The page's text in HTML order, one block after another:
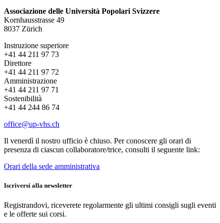
Associazione delle Università Popolari Svizzere
Kornhausstrasse 49
8037 Zürich
Instruzione superiore
+41 44 211 97 73
Direttore
+41 44 211 97 72
Amministrazione
+41 44 211 97 71
Sostenibilità
+41 44 244 86 74
office@up-vhs.ch
Il venerdì il nostro ufficio è chiuso. Per conoscere gli orari di
presenza di ciascun collaboratore/trice, consulti il seguente link:
Orari della sede amministrativa
Iscriversi alla newsletter
Registrandovi, riceverete regolarmente gli ultimi consigli sugli eventi
e le offerte sui corsi.